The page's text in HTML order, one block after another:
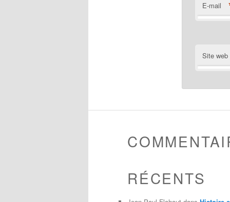
E-mail
Site web
RÉCENTS